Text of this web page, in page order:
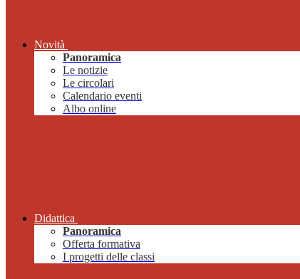
Novità
Panoramica
Le notizie
Le circolari
Calendario eventi
Albo online
Didattica
Panoramica
Offerta formativa
I progetti delle classi